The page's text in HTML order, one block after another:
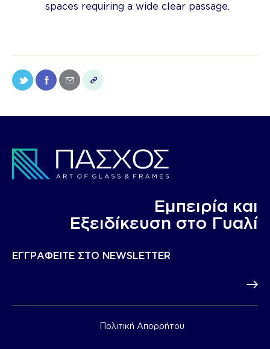
spaces requiring a wide clear passage.
Εμπειρία και
Eξειδίκευση στο Γυαλί
ΕΓΓΡΑΦΕΙΤΕ ΣΤΟ NEWSLETTER
Πολιτική Απορρήτου